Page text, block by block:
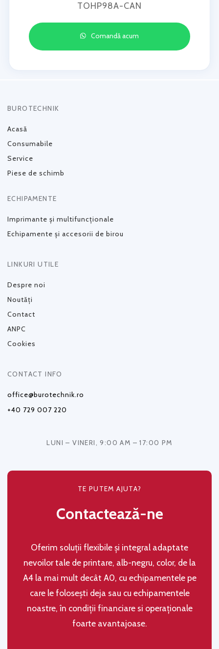
TOHP98A-CAN
Comandă acum
BUROTECHNIK
Acasă
Consumabile
Service
Piese de schimb
ECHIPAMENTE
Imprimante și multifuncționale
Echipamente și accesorii de birou
LINKURI UTILE
Despre noi
Noutăți
Contact
ANPC
Cookies
CONTACT INFO
office@burotechnik.ro
+40 729 007 220
LUNI – VINERI, 9:00 AM – 17:00 PM
TE PUTEM AJUTA?
Contactează-ne
Oferim soluţii flexibile şi integral adaptate
nevoilor tale de printare, alb-negru, color, de la
A4 la mai mult decât A0, cu echipamentele pe
care le folosești deja sau cu echipamentele
noastre, în condiţii financiare si operaţionale
foarte avantajoase.